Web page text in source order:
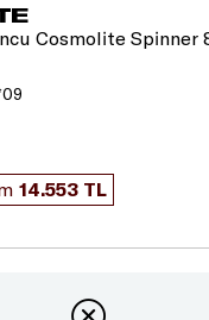
Cosmolite Spinner
14.553 TL